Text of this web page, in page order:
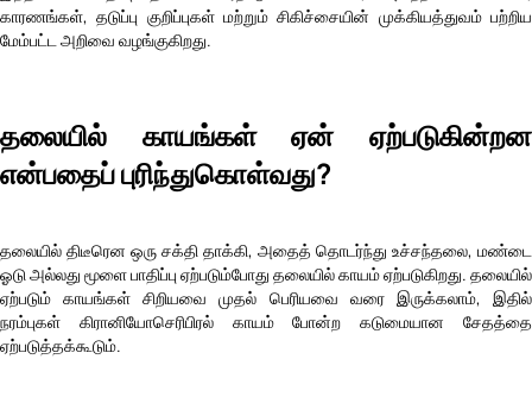
காரணங்கள், தடுப்பு குறிப்புகள் மற்றும் சிகிச்சையின் முக்கியத்துவம் பற்றிய
மேம்பட்ட அறிவை வழங்குகிறது.
தலையில் காயங்கள் ஏன் ஏற்படுகின்றன
என்பதைப் புரிந்துகொள்வது?
தலையில் திடீரென ஒரு சக்தி தாக்கி, அதைத் தொடர்ந்து உச்சந்தலை, மண்டை
ஓடு அல்லது மூளை பாதிப்பு ஏற்படும்போது தலையில் காயம் ஏற்படுகிறது. தலையில்
ஏற்படும் காயங்கள் சிறியவை முதல் பெரியவை வரை இருக்கலாம், இதில்
நரம்புகள் கிரானியோசெரிபிரல் காயம் போன்ற கடுமையான சேதத்தை
ஏற்படுத்தக்கூடும்.